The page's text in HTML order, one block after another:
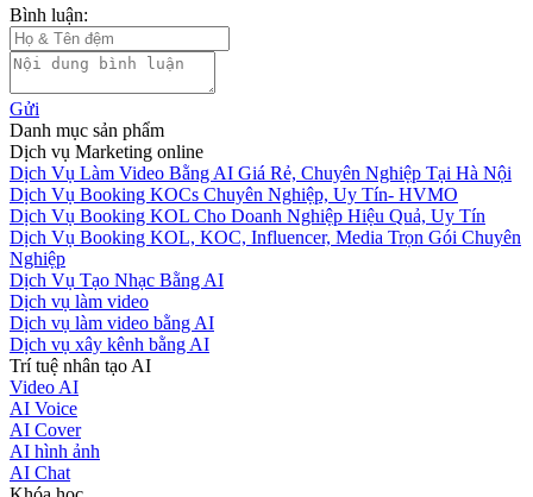
Bình luận:
Gửi
Danh mục sản phẩm
Dịch vụ Marketing online
Dịch Vụ Làm Video Bằng AI Giá Rẻ, Chuyên Nghiệp Tại Hà Nội
Dịch Vụ Booking KOCs Chuyên Nghiệp, Uy Tín- HVMO
Dịch Vụ Booking KOL Cho Doanh Nghiệp Hiệu Quả, Uy Tín
Dịch Vụ Booking KOL, KOC, Influencer, Media Trọn Gói Chuyên
Nghiệp
Dịch Vụ Tạo Nhạc Bằng AI
Dịch vụ làm video
Dịch vụ làm video bằng AI
Dịch vụ xây kênh bằng AI
Trí tuệ nhân tạo AI
Video AI
AI Voice
AI Cover
AI hình ảnh
AI Chat